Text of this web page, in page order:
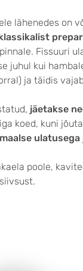
lähenedes on
Fissuuri
juhul kui
ja täidis
jäetakse
koed, kuni
ulatusega
poole,